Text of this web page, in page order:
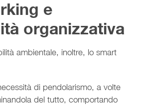
e
organizzativa
ambientale, inoltre, lo smart
di pendolarismo, a volte
del tutto, comportando